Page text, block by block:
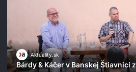
Aktuality.sk
Bárdy & Káčer v Banskej Štiavnici